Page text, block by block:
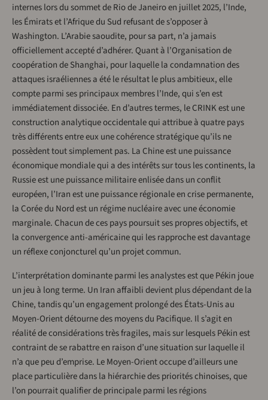
internes lors du sommet de Rio de Janeiro en juillet 2025, l’Inde,
les Émirats et l’Afrique du Sud refusant de s’opposer à
Washington. L’Arabie saoudite, pour sa part, n’a jamais
officiellement accepté d’adhérer. Quant à l’Organisation de
coopération de Shanghai, pour laquelle la condamnation des
attaques israéliennes a été le résultat le plus ambitieux, elle
compte parmi ses principaux membres l’Inde, qui s’en est
immédiatement dissociée. En d’autres termes, le CRINK est une
construction analytique occidentale qui attribue à quatre pays
très différents entre eux une cohérence stratégique qu’ils ne
possèdent tout simplement pas. La Chine est une puissance
économique mondiale qui a des intérêts sur tous les continents, la
Russie est une puissance militaire enlisée dans un conflit
européen, l’Iran est une puissance régionale en crise permanente,
la Corée du Nord est un régime nucléaire avec une économie
marginale. Chacun de ces pays poursuit ses propres objectifs, et
la convergence anti-américaine qui les rapproche est davantage
un réflexe conjoncturel qu’un projet commun.
L’interprétation dominante parmi les analystes est que Pékin joue
un jeu à long terme. Un Iran affaibli devient plus dépendant de la
Chine, tandis qu’un engagement prolongé des États-Unis au
Moyen-Orient détourne des moyens du Pacifique. Il s’agit en
réalité de considérations très fragiles, mais sur lesquels Pékin est
contraint de se rabattre en raison d’une situation sur laquelle il
n’a que peu d’emprise. Le Moyen-Orient occupe d’ailleurs une
place particulière dans la hiérarchie des priorités chinoises, que
l’on pourrait qualifier de principale parmi les régions